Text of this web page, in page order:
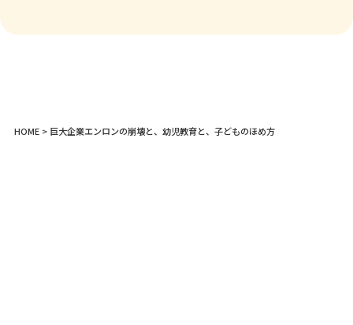
HOME> 巨大企業エンロンの崩壊と、幼児教育と、子どものほめ方